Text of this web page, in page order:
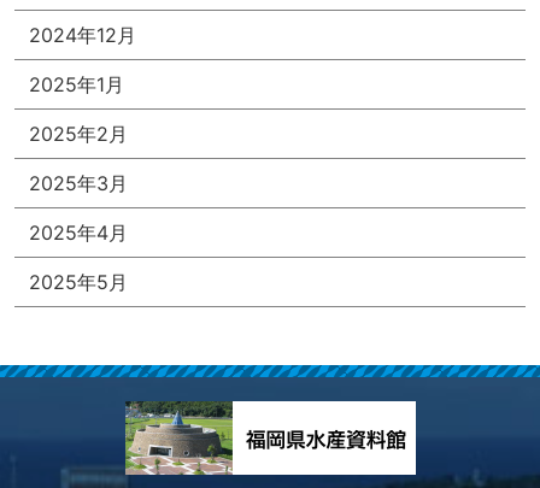
2024年12月
2025年1月
2025年2月
2025年3月
2025年4月
2025年5月